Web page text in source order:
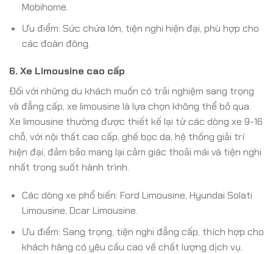
Mobihome.
Ưu điểm: Sức chứa lớn, tiện nghi hiện đại, phù hợp cho
các đoàn đông.
6. Xe Limousine cao cấp
Đối với những du khách muốn có trải nghiệm sang trọng
và đẳng cấp, xe limousine là lựa chọn không thể bỏ qua.
Xe limousine thường được thiết kế lại từ các dòng xe 9-16
chỗ, với nội thất cao cấp, ghế bọc da, hệ thống giải trí
hiện đại, đảm bảo mang lại cảm giác thoải mái và tiện nghi
nhất trong suốt hành trình.
Các dòng xe phổ biến: Ford Limousine, Hyundai Solati
Limousine, Dcar Limousine.
Ưu điểm: Sang trọng, tiện nghi đẳng cấp, thích hợp cho
khách hàng có yêu cầu cao về chất lượng dịch vụ.